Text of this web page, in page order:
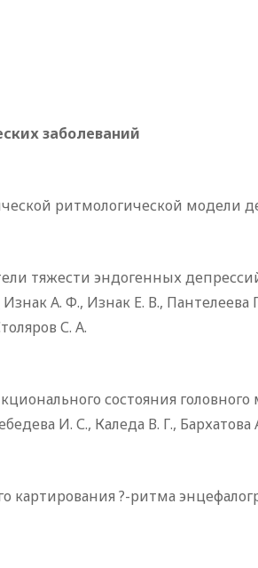
заболеваний
ритмологической модели
тяжести эндогенных
А. Ф., Изнак Е. В.,
С. А.
состояния
И. С., Каледа В. Г., Бархатова
картирования ?-ритма